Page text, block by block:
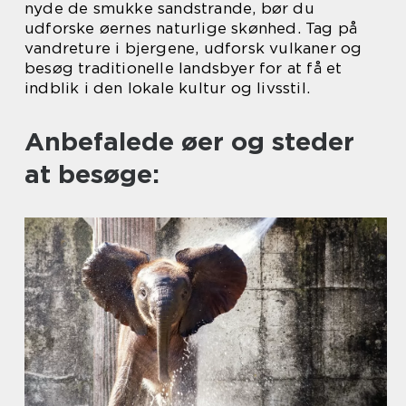
nyde de smukke sandstrande, bør du
udforske øernes naturlige skønhed. Tag på
vandreture i bjergene, udforsk vulkaner og
besøg traditionelle landsbyer for at få et
indblik i den lokale kultur og livsstil.
Anbefalede øer og steder
at besøge: